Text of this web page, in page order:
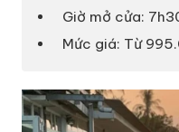
Giờ mở cửa:
Mức giá: Từ